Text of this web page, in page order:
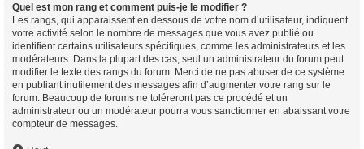
Quel est mon rang et comment puis-je le modifier ?
Les rangs, qui apparaissent en dessous de votre nom d’utilisateur, indiquent
votre activité selon le nombre de messages que vous avez publié ou
identifient certains utilisateurs spécifiques, comme les administrateurs et les
modérateurs. Dans la plupart des cas, seul un administrateur du forum peut
modifier le texte des rangs du forum. Merci de ne pas abuser de ce système
en publiant inutilement des messages afin d’augmenter votre rang sur le
forum. Beaucoup de forums ne toléreront pas ce procédé et un
administrateur ou un modérateur pourra vous sanctionner en abaissant votre
compteur de messages.